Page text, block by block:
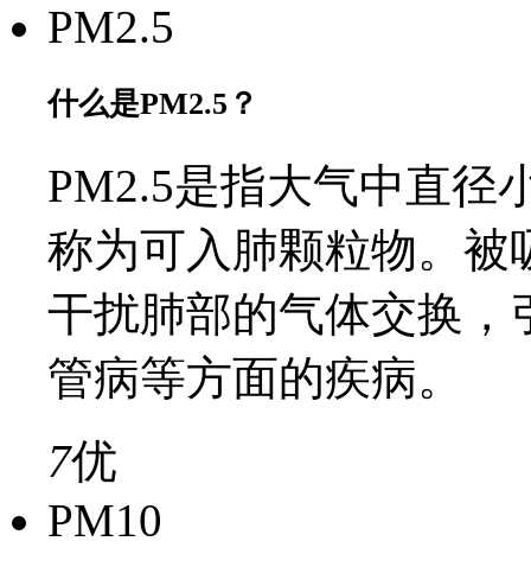
PM2.5
什么是PM2.5？
PM2.5是指大气中直径
称为可入肺颗粒物。被
干扰肺部的气体交换，
管病等方面的疾病。
7优
PM10